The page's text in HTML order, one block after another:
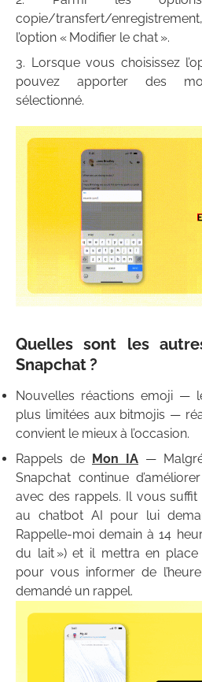
copie/transfert/
l’option « Modifier le chat ».
Lorsque vous choisissez
pouvez apporter des
sélectionné.
Quelles sont les
Snapchat ?
Nouvelles réactions emoji —
plus limitées aux bitmojis —
convient le mieux à l’occasion.
Rappels de Mon IA —
Snapchat continue
avec des rappels. Il vous suffit
au chatbot AI pour lui
Rappelle-moi demain à 14
du lait ») et il mettra en
pour vous informer de
demandé un rappel.